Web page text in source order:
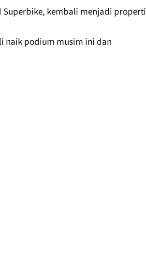
kembali menjadi properti
naik podium musim ini dan